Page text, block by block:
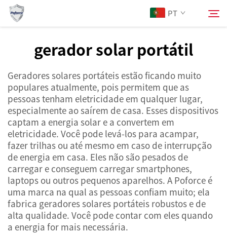
PT
Sobre Nós
Produtos
Serviços
Notícias
Contacte-nos
Pesquisar
gerador solar portátil
Geradores solares portáteis estão ficando muito
populares atualmente, pois permitem que as
pessoas tenham eletricidade em qualquer lugar,
especialmente ao saírem de casa. Esses dispositivos
captam a energia solar e a convertem em
eletricidade. Você pode levá-los para acampar,
fazer trilhas ou até mesmo em caso de interrupção
de energia em casa. Eles não são pesados de
carregar e conseguem carregar smartphones,
laptops ou outros pequenos aparelhos. A Poforce é
uma marca na qual as pessoas confiam muito; ela
fabrica geradores solares portáteis robustos e de
alta qualidade. Você pode contar com eles quando
a energia for mais necessária.